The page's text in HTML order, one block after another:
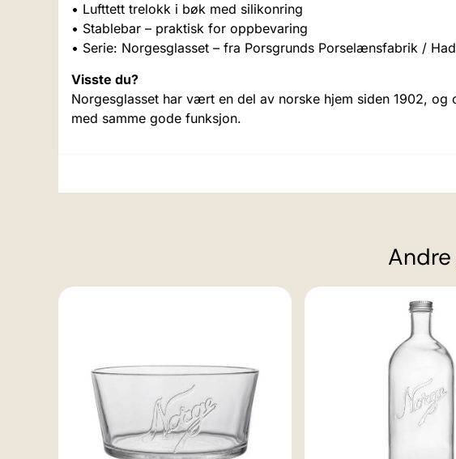
• Lufttett trelokk i bøk med silikonring
• Stablebar – praktisk for oppbevaring
• Serie: Norgesglasset – fra Porsgrunds Porselænsfabrik /
Visste du?
Norgesglasset har vært en del av norske hjem siden 1902,
med samme gode funksjon.